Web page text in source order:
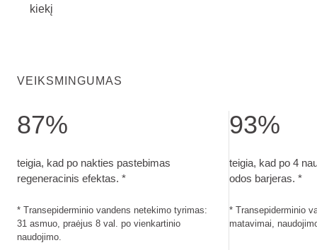
kiekį
VEIKSMINGUMAS
87%
teigia, kad po nakties pastebimas
regeneracinis efektas. *
* Transepiderminio vandens netekimo tyrimas:
31 asmuo, praėjus 8 val. po vienkartinio
naudojimo.
93%
teigia, kad po 4
odos barjeras. *
* Transepiderminio
matavimai,